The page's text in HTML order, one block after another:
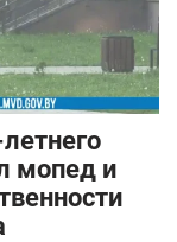
мопед и